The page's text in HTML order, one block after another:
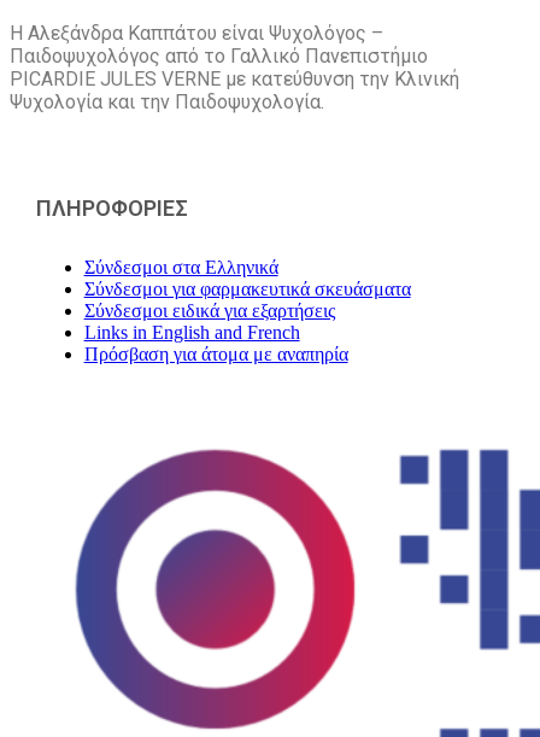
Η Αλεξάνδρα Καππάτου είναι Ψυχολόγος –
Παιδοψυχολόγος από το Γαλλικό Πανεπιστήμιο
PICARDIE JULES VERNE με κατεύθυνση την Kλινική
Ψυχολογία και την Παιδοψυχολογία.
ΠΛΗΡΟΦΟΡΙΕΣ
Σύνδεσμοι στα Ελληνικά
Σύνδεσμοι για φαρμακευτικά σκευάσματα
Σύνδεσμοι ειδικά για εξαρτήσεις
Links in English and French
Πρόσβαση για άτομα με αναπηρία